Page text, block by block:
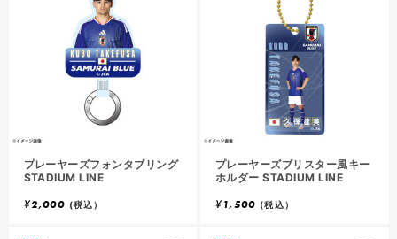
プレーヤーズフォンタブリング
STADIUM LINE
¥2,000 (税込）
プレーヤーズブリスター風キー
ホルダー STADIUM LINE
¥1,500 (税込）